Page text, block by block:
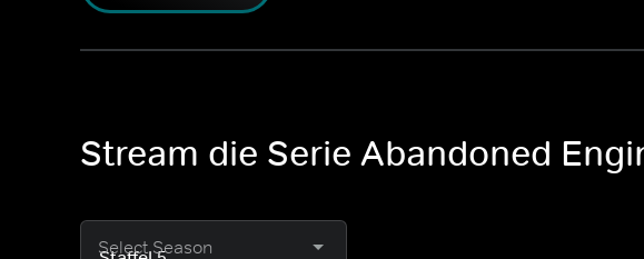
Stream die Serie Abandoned
Select Season